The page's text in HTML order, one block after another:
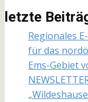
letzte
Regionales
für das
Ems-Gebiet